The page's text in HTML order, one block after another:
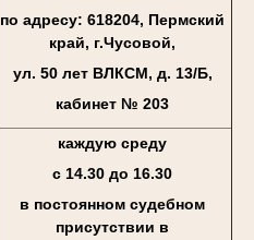
по адресу: 618204, Пермский
край, г.Чусовой,
ул. 50 лет ВЛКСМ, д. 13/Б,
кабинет № 203
каждую среду
с 14.30 до 16.30
в постоянном судебном
присутствии в